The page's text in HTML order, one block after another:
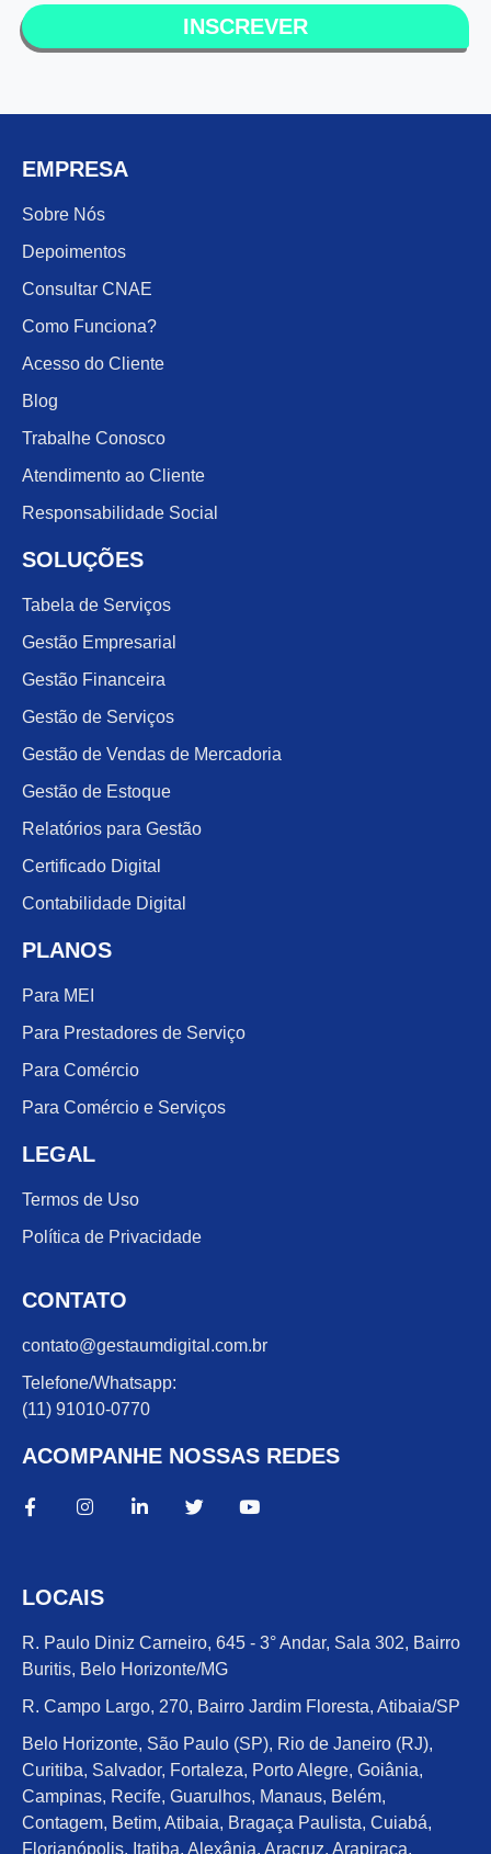
INSCREVER
EMPRESA
Sobre Nós
Depoimentos
Consultar CNAE
Como Funciona?
Acesso do Cliente
Blog
Trabalhe Conosco
Atendimento ao Cliente
Responsabilidade Social
SOLUÇÕES
Tabela de Serviços
Gestão Empresarial
Gestão Financeira
Gestão de Serviços
Gestão de Vendas de Mercadoria
Gestão de Estoque
Relatórios para Gestão
Certificado Digital
Contabilidade Digital
PLANOS
Para MEI
Para Prestadores de Serviço
Para Comércio
Para Comércio e Serviços
LEGAL
Termos de Uso
Política de Privacidade
CONTATO
contato@gestaumdigital.com.br
Telefone/Whatsapp:
(11) 91010-0770
ACOMPANHE NOSSAS REDES
LOCAIS
R. Paulo Diniz Carneiro, 645 - 3° Andar, Sala 302, Bairro
Buritis, Belo Horizonte/MG
R. Campo Largo, 270, Bairro Jardim Floresta, Atibaia/SP
Belo Horizonte, São Paulo (SP), Rio de Janeiro (RJ),
Curitiba, Salvador, Fortaleza, Porto Alegre, Goiânia,
Campinas, Recife, Guarulhos, Manaus, Belém,
Contagem, Betim, Atibaia, Bragaça Paulista, Cuiabá,
Florianópolis, Itatiba, Alexânia, Aracruz, Arapiraca,